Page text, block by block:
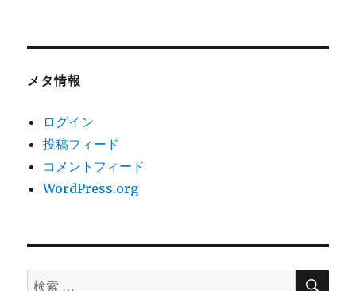
メタ情報
ログイン
投稿フィード
コメントフィード
WordPress.org
検
検